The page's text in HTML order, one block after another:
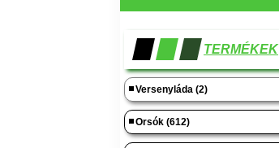
TERMÉKEK
Versenyláda (2)
Orsók (612)